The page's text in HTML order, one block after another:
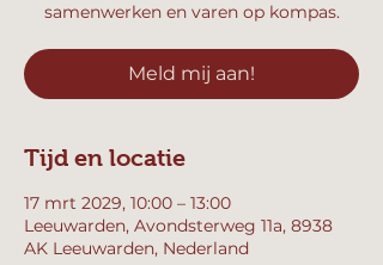
samenwerken en varen op kompas.
Meld mij aan!
Tijd en locatie
17 mrt 2029, 10:00 – 13:00
Leeuwarden, Avondsterweg 11a, 8938
AK Leeuwarden, Nederland